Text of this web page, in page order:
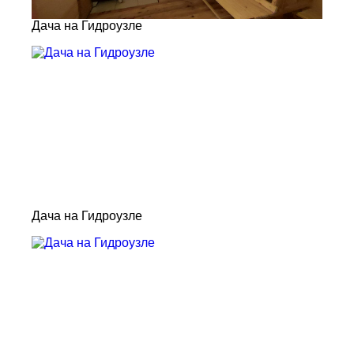
Дача на Гидроузле
Дача на Гидроузле